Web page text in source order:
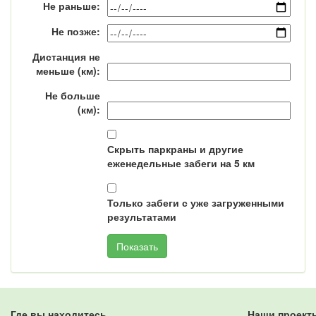
Не раньше:
Не позже:
Дистанция не
меньше (км):
Не больше
(км):
Скрыть паркраны и другие
еженедельные забеги на 5 км
Только забеги с уже загруженными
результатами